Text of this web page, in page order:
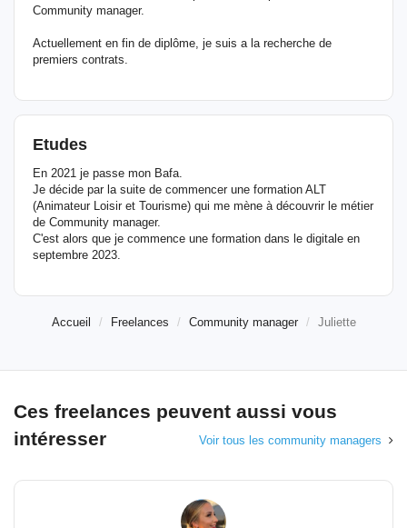
Community manager.
Actuellement en fin de diplôme, je suis a la recherche de
premiers contrats.
Etudes
En 2021 je passe mon Bafa.
Je décide par la suite de commencer une formation ALT
(Animateur Loisir et Tourisme) qui me mène à découvrir le métier
de Community manager.
C'est alors que je commence une formation dans le digitale en
septembre 2023.
Accueil Freelances Community manager Juliette
Ces freelances peuvent aussi vous
intéresser
Voir tous les community managers